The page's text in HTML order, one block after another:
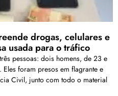
drogas, celulares e
usada para o tráfico
pessoas: dois homens, de 23 e
foram presos em flagrante e
Civil, junto com todo o material